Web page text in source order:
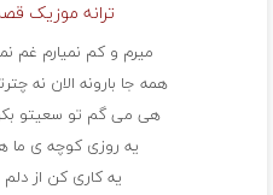
ترانه موزیک
میرم و کم نمیارم غم
همه جا بارونه الان نه
هی می گم تو سعیتو
یه روزی کوچه ی ما
یه کاری کن از